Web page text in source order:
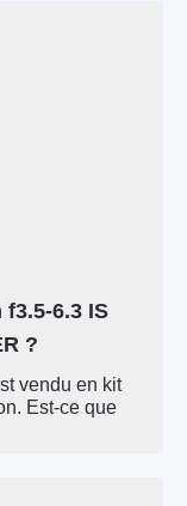
f3.5-6.3 IS
?
vendu en kit
Est-ce que